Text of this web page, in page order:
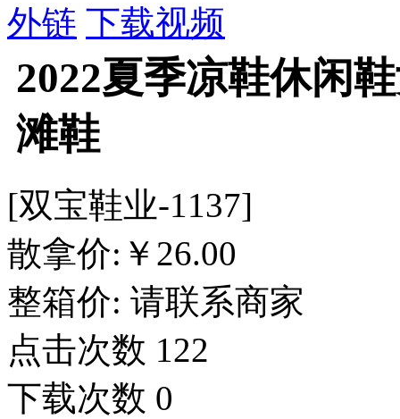
外链 下载视频
2022夏季凉鞋休闲
滩鞋
[双宝鞋业-1137]
散拿价: ￥ 26.00
整箱价: 请联系商家
点击次数 122
下载次数 0